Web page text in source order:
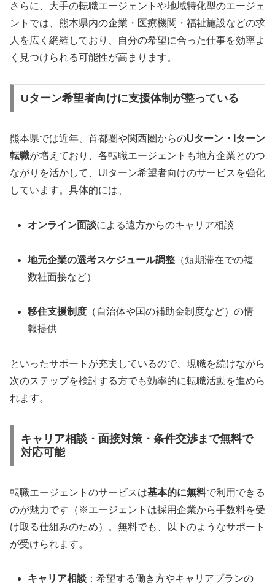
さらに、大手の転職エージェントや地域特化型のエージェ
ントでは、熊本県内の企業・医療機関・福祉施設などの求
人を広く網羅しており、自分の希望に合った仕事を効率よ
く見つけられる可能性が高まります。
Uターン希望者向けに支援体制が整っている
熊本県では近年、首都圏や関西圏からのUターン・Iターン
転職が増えており、各転職エージェントも地方企業とのつ
ながりを活かして、UIターン希望者向けのサービスを強化
しています。具体的には、
オンライン面談による遠方からのキャリア相談
地元企業の選考スケジュール調整 （短期滞在での複
数社面接など）
移住支援制度 （自治体や国の補助金制度など）の情
報提供
といったサポートが充実しているので、現職を続けながら
次のステップを検討する方でも効率的に転職活動を進めら
れます。
キャリア相談・面接対策・条件交渉まで無料で
対応可能
転職エージェントのサービスは基本的に無料で利用できる
のが魅力です（※エージェントは採用企業から手数料を受
け取る仕組みのため）。無料でも、以下のようなサポート
が受けられます。
キャリア相談 ：希望する働き方やキャリアプランの